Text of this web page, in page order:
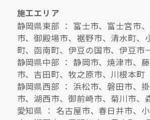
施工エリア
静岡県東部 ： 富士市、富士宮市
市、御殿場市、裾野市、清水町、
町、函南町、伊豆の国市、伊豆市
静岡県中部 ： 静岡市、焼津市、
市、吉田町、牧之原市、川根本町
静岡県西部 ： 浜松市、磐田市、
市、湖西市、御前崎市、菊川市、
愛知県 ： 名古屋市、春日井市、